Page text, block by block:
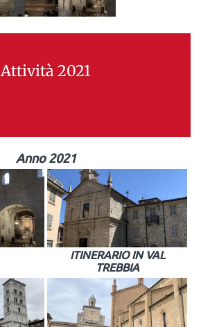
Attività 2021
Anno 2021
ITINERARIO IN VAL
TREBBIA